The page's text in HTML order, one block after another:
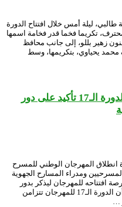
طالبي، ليلة أمس خلال افتتاح الدورة
تكريما فخما قدر فخامة اسمها
زهير بللو، إلى جانب محافظ
يحياوي، بتكريمها، وسط
وزير الثقافة يعطي إشارة انطلاق الدورة الـ17 تأكيد على دور
انطلاق المهرجان الوطني للمسرح
كوكبة من المسرحيين ومدراء المسارح الجهوية
افتتاحه للمهرجان ليذكر بدور
المسرح في مرافقة القضية الوطنية خاصة وأن الدورة الـ17 للمهرجان تتزامن
…